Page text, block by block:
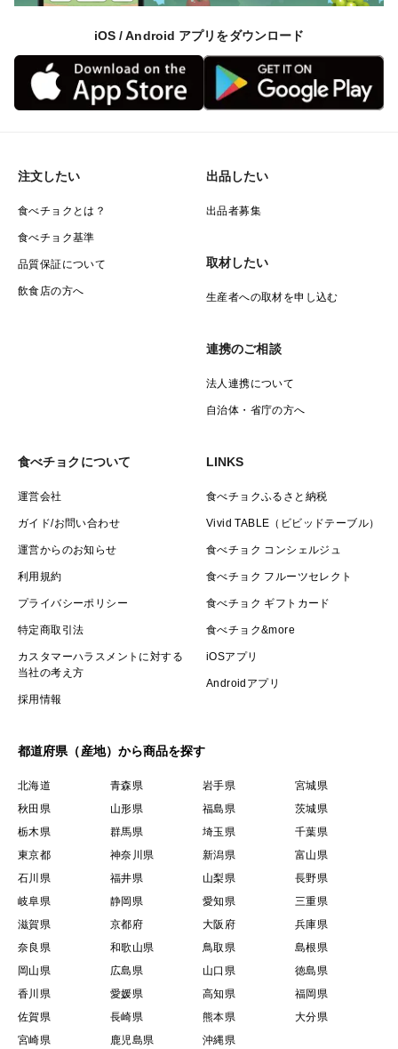
iOS / Android アプリをダウンロード
注文したい
食べチョクとは？
食べチョク基準
品質保証について
飲食店の方へ
出品したい
出品者募集
取材したい
生産者への取材を申し込む
連携のご相談
法人連携について
自治体・省庁の方へ
食べチョクについて
運営会社
ガイド/お問い合わせ
運営からのお知らせ
利用規約
プライバシーポリシー
特定商取引法
カスタマーハラスメントに対する
当社の考え方
採用情報
LINKS
食べチョクふるさと納税
Vivid TABLE（ビビッドテーブル）
食べチョク コンシェルジュ
食べチョク フルーツセレクト
食べチョク ギフトカード
食べチョク&more
iOSアプリ
Androidアプリ
都道府県（産地）から商品を探す
北海道 青森県 岩手県
宮城県
秋田県
山形県 福島県
茨城県
栃木県
群馬県 埼玉県
千葉県
東京都
神奈川県 新潟県
富山県
石川県
福井県 山梨県
長野県
岐阜県
静岡県 愛知県
三重県
滋賀県
京都府 大阪府
兵庫県
奈良県
和歌山県 鳥取県
島根県
岡山県
広島県 山口県
徳島県
香川県
愛媛県 高知県
福岡県
佐賀県
長崎県 熊本県
大分県
宮崎県
鹿児島県 沖縄県